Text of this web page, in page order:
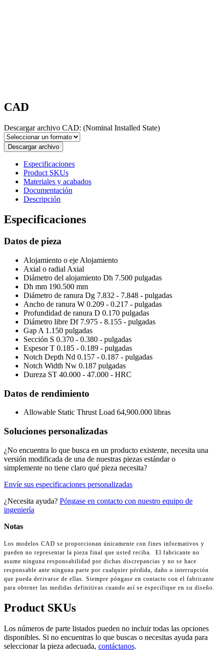
CAD
Descargar archivo CAD: (Nominal Installed State)
Descargar archivo
Especificaciones
Product SKUs
Materiales y acabados
Documentación
Descripción
Especificaciones
Datos de pieza
Alojamiento o eje Alojamiento
Axial o radial Axial
Diámetro del alojamiento Dh 7.500 pulgadas
Dh mm 190.500 mm
Diámetro de ranura Dg 7.832 - 7.848 - pulgadas
Ancho de ranura W 0.209 - 0.217 - pulgadas
Profundidad de ranura D 0.170 pulgadas
Diámetro libre Df 7.975 - 8.155 - pulgadas
Gap A 1.150 pulgadas
Sección S 0.370 - 0.380 - pulgadas
Espesor T 0.185 - 0.189 - pulgadas
Notch Depth Nd 0.157 - 0.187 - pulgadas
Notch Width Nw 0.187 pulgadas
Dureza ST 40.000 - 47.000 - HRC
Datos de rendimiento
Allowable Static Thrust Load 64,900.000 libras
Soluciones personalizadas
¿No encuentra lo que busca en un producto existente, necesita una
versión modificada de una de nuestras piezas estándar o
simplemente no tiene claro qué pieza necesita?
Envíe sus especificaciones personalizadas
¿Necesita ayuda? Póngase en contacto con nuestro equipo de
ingeniería
Notas
Los modelos CAD se proporcionan únicamente con fines informativos y
pueden no representar la pieza final que usted reciba. El fabricante no
asume ninguna responsabilidad por dichas discrepancias y no se hace
responsable ante ninguna parte por cualquier pérdida, daño o interrupción
que pueda derivarse de ellas. Siempre póngase en contacto con el fabricante
para obtener las medidas definitivas cuando así se especifique en su diseño.
Product SKUs
Los números de parte listados pueden no incluir todas las opciones
disponibles. Si no encuentras lo que buscas o necesitas ayuda para
seleccionar la pieza adecuada, contáctanos.